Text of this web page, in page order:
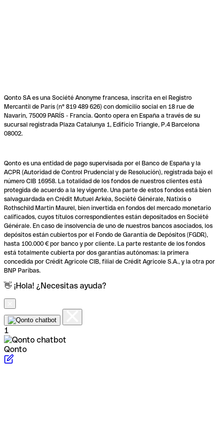
Qonto SA es una Société Anonyme francesa, inscrita en el Registro
Mercantil de París (n° 819 489 626) con domicilio social en 18 rue de
Navarin, 75009 PARÍS - Francia. Qonto opera en España a través de su
sucursal registrada Plaza Catalunya 1, Edificio Triangle, P.4 Barcelona
08002.
Qonto es una entidad de pago supervisada por el Banco de España y la
ACPR (Autoridad de Control Prudencial y de Resolución), registrada bajo el
número CIB 16958. La totalidad de los fondos de nuestros clientes está
protegida de acuerdo a la ley vigente. Una parte de estos fondos está bien
salvaguardada en Crédit Mutuel Arkéa, Société Générale, Natixis o
Rothschild Martin Maurel, bien invertida en fondos del mercado monetario
calificados, cuyos títulos correspondientes están depositados en Société
Générale. En caso de insolvencia de uno de nuestros bancos asociados, los
depósitos están cubiertos por el Fondo de Garantía de Depósitos (FGDR),
hasta 100.000 € por banco y por cliente. La parte restante de los fondos
está totalmente cubierta por dos garantías autónomas: la primera
concedida por Crédit Agricole CIB, filial de Crédit Agricole S.A., y la otra por
BNP Paribas.
👋 ¡Hola! ¿Necesitas ayuda?
1
Qonto